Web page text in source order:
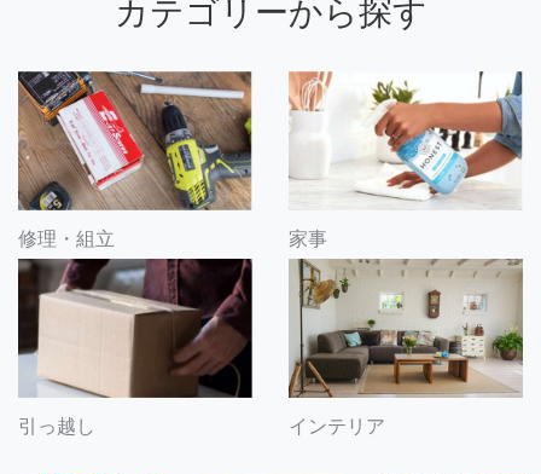
カテゴリーから探す
修理・組立 家事
引っ越し インテリア